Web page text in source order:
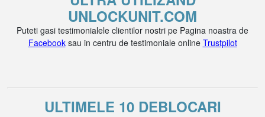
UNLOCKUNIT.COM
Puteti gasi testimonialele clientilor nostri pe Pagina noastra de
Facebooksau in centru de testimoniale online Trustpilot
ULTIMELE 10 DEBLOCARI